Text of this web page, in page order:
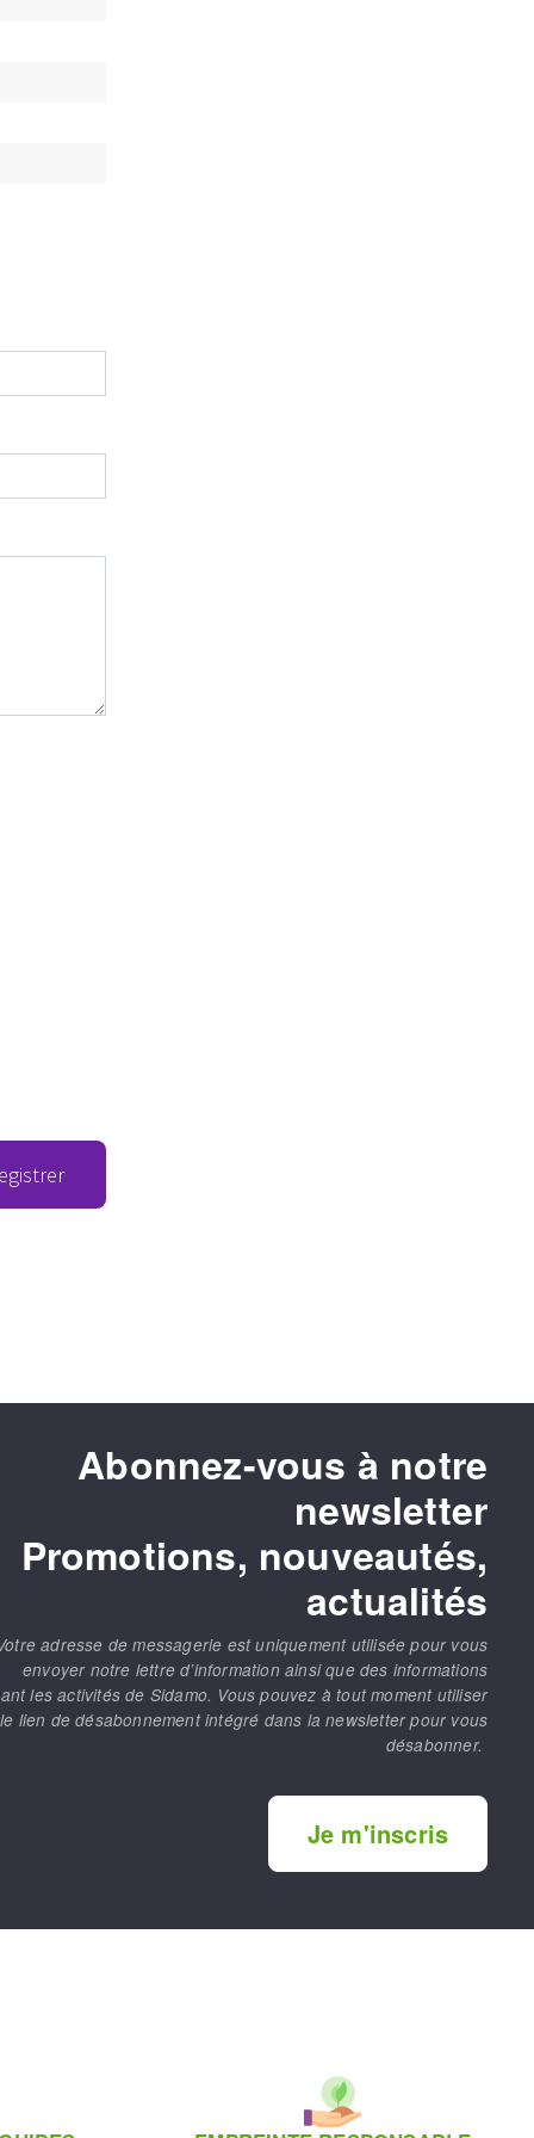
Abonnez-vous à notre
newsletter
Promotions, nouveautés,
actualités
adresse de messagerie est uniquement utilisée pour vous
envoyer notre lettre d’information ainsi que des informations
les activités de Sidamo. Vous pouvez à tout moment utiliser
le lien de désabonnement intégré dans la newsletter pour vous
désabonner.
Je m'inscris